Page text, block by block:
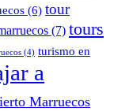
(6) tour
(7) tours
(4) turismo en
a
Marruecos